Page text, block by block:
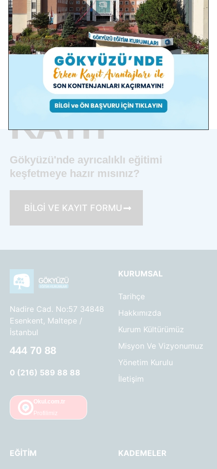
değerlendirme yerine geçmez; yalnızca
bilgilendirici bir ön değerlendirmedir.
KAYIT
Gökyüzü'nde ayrıcalıklı eğitimi
keşfetmeye hazır mısınız?
BİLGİ VE KAYIT FORMU
Nadire Cad. No:57 34848
Esenkent, Maltepe /
İstanbul
444 70 88
0 (216) 589 88 88
Okul.com.tr
Profilimiz
KURUMSAL
Tarihçe
Hakkımızda
Kurum Kültürümüz
Misyon Ve Vizyonumuz
Yönetim Kurulu
İletişim
EĞITIM KADEMELER